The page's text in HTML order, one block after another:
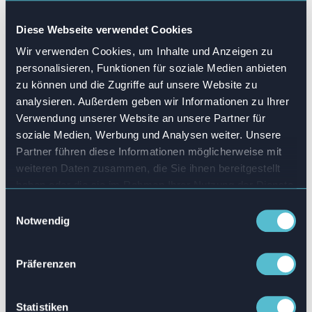
Diese Webseite verwendet Cookies
Wir verwenden Cookies, um Inhalte und Anzeigen zu
personalisieren, Funktionen für soziale Medien anbieten
zu können und die Zugriffe auf unsere Website zu
analysieren. Außerdem geben wir Informationen zu Ihrer
Verwendung unserer Website an unsere Partner für
soziale Medien, Werbung und Analysen weiter. Unsere
Partner führen diese Informationen möglicherweise mit
weiteren Daten zusammen, die Sie ihnen bereitgestellt
Notwendig
Präferenzen
Statistiken
Das Onboarding wird erleichtert
Die Trainingslösungen von Attensi sind zu
einem wichtigen Bestandteil bei der
Bewältigung von Onboarding-Problemen bei
Espresso House geworden.
Eine Plattform, auf der die neuen
Mitarbeitenden ihre Produktkenntnisse und -
fähigkeiten bewerten können, ermöglicht es
bestmöglichen Kundenservice zu bieten. Sie
wiederholen, bis sie das Gefühl haben, dass sie